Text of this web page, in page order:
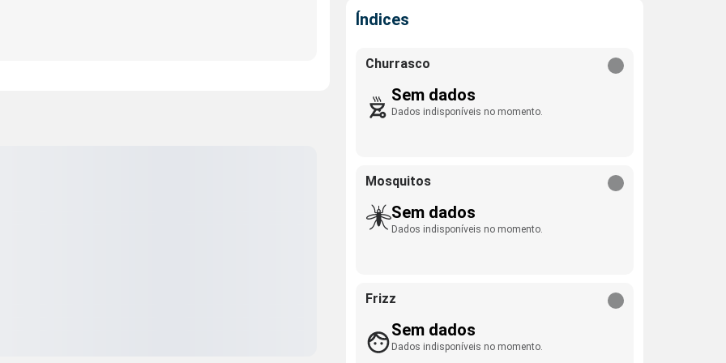
Índices
Churrasco
Sem dados
Dados indisponíveis no momento.
Mosquitos
Sem dados
Dados indisponíveis no momento.
Frizz
Sem dados
Dados indisponíveis no momento.